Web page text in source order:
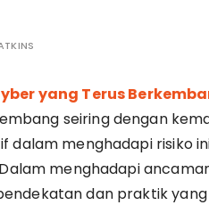
yang Terus
seiring dengan
dalam menghadapi risiko
menghadapi
dan praktik